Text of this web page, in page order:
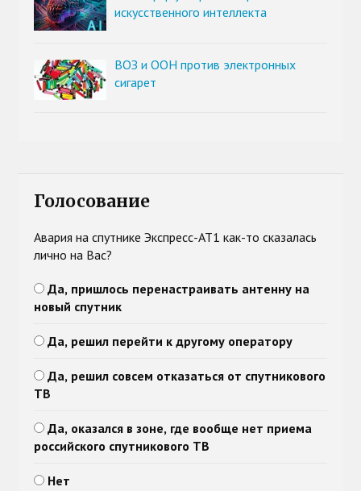
искусственного интеллекта
ВОЗ и ООН против электронных
сигарет
Голосование
Авария на спутнике Экспресс-АТ1 как-то сказалась
лично на Вас?
Да, пришлось перенастраивать антенну на
новый спутник
Да, решил перейти к другому оператору
Да, решил совсем отказаться от спутникового
ТВ
Да, оказался в зоне, где вообще нет приема
российского спутникового ТВ
Нет